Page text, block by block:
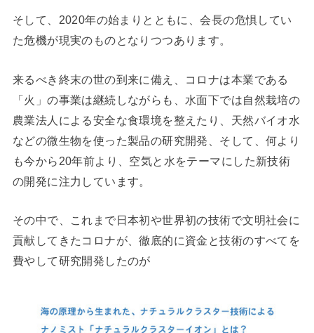
そして、2020年の始まりとともに、会長の危惧してい
た危機が現実のものとなりつつあります。
来るべき終末の世の到来に備え、コロナは本業である
「火」の事業は継続しながらも、水面下では自然栽培の
農業法人による安全な食環境を整えたり、天然バイオ水
などの微生物を使った製品の研究開発、そして、何より
も今から20年前より、空気と水をテーマにした新技術
の開発に注力しています。
その中で、これまで日本初や世界初の技術で文明社会に
貢献してきたコロナが、徹底的に資金と技術のすべてを
費やして研究開発したのが